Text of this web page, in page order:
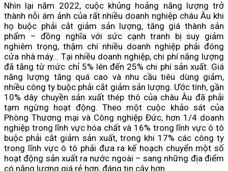
Nhìn lại năm 2022, cuộc khủng hoảng năng lượng trở
thành nỗi ám ảnh của rất nhiều doanh nghiệp châu Âu khi
họ buộc phải cắt giảm sản lượng, tăng giá thành sản
phẩm – đồng nghĩa với sức cạnh tranh bị suy giảm
nghiêm trọng, thậm chí nhiều doanh nghiệp phải đóng
cửa nhà máy… Tại nhiều doanh nghiệp, chi phí năng lượng
đã tăng từ mức chỉ 5% lên đến 25% chi phí sản xuất. Giá
năng lượng tăng quá cao và nhu cầu tiêu dùng giảm,
nhiều công ty buộc phải cắt giảm sản lượng. Ước tính, gần
10% dây chuyền sản xuất thép thô của châu Âu đã phải
tạm ngừng hoạt động. Theo một cuộc khảo sát của
Phòng Thương mại và Công nghiệp Đức, hơn 1/4 doanh
nghiệp trong lĩnh vực hóa chất và 16% trong lĩnh vực ô tô
buộc phải cắt giảm sản xuất, trong khi 17% các công ty
trong lĩnh vực ô tô phải đưa ra kế hoạch chuyển một số
hoạt động sản xuất ra nước ngoài – sang những địa điểm
có năng lượng giá rẻ hơn, đáng tin cậy hơn.